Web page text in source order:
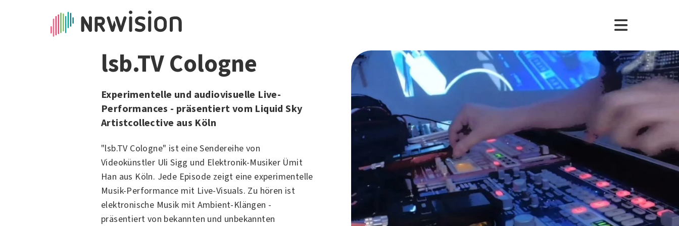
lsb.TV Cologne
Experimentelle und audiovisuelle Live-
Performances - präsentiert vom Liquid Sky
Artistcollective aus Köln
"lsb.TV Cologne" ist eine Sendereihe von
Videokünstler Uli Sigg und Elektronik-Musiker Ümit
Han aus Köln. Jede Episode zeigt eine experimentelle
Musik-Performance mit Live-Visuals. Zu hören ist
elektronische Musik mit Ambient-Klängen -
präsentiert von bekannten und unbekannten